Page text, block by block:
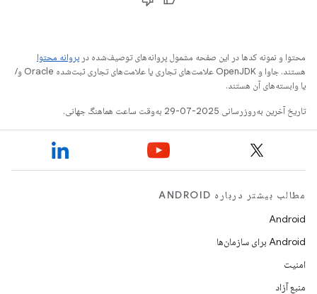
محتوا و نمونه کدها در این صفحه مشمول پروانه‌های توصیف‌شده در پروانه محتوا
هستند. جاوا و OpenJDK علامت‌های تجاری یا علامت‌های تجاری ثبت‌شده Oracle و/
یا وابسته‌های آن هستند.
تاریخ آخرین به‌روزرسانی 2025-07-29 به‌وقت ساعت هماهنگ جهانی.
مطالب بیشتر درباره ANDROID
Android
Android برای سازمان‌ها
امنیت
منبع آزاد